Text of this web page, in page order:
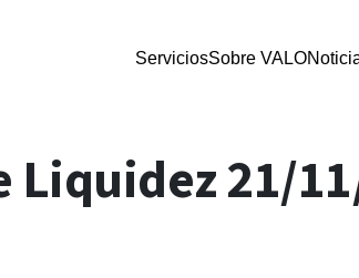
ServiciosSobre VALO
Liquidez 21/